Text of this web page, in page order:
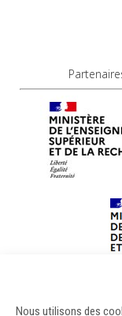
Nous utilisons des